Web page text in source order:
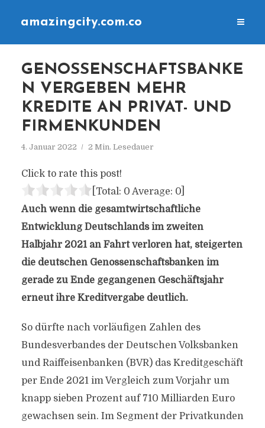
amazingcity.com.co
GENOSSENSCHAFTSBANKE
N VERGEBEN MEHR
KREDITE AN PRIVAT- UND
FIRMENKUNDEN
4. Januar 2022 2 Min. Lesedauer
Click to rate this post!
[Total: 0 Average: 0]
Auch wenn die gesamtwirtschaftliche
Entwicklung Deutschlands im zweiten
Halbjahr 2021 an Fahrt verloren hat, steigerten
die deutschen Genossenschaftsbanken im
gerade zu Ende gegangenen Geschäftsjahr
erneut ihre Kreditvergabe deutlich.
So dürfte nach vorläufigen Zahlen des
Bundesverbandes der Deutschen Volksbanken
und Raiffeisenbanken (BVR) das Kreditgeschäft
per Ende 2021 im Vergleich zum Vorjahr um
knapp sieben Prozent auf 710 Milliarden Euro
gewachsen sein. Im Segment der Privatkunden